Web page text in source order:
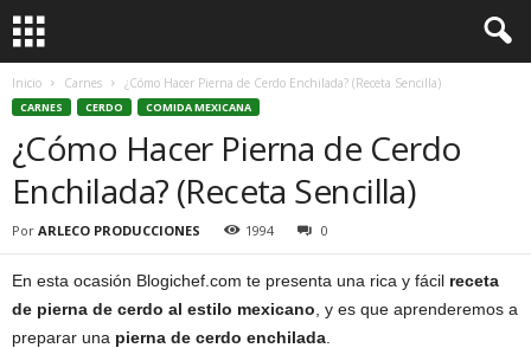
Inicio Carnes ¿Cómo Hacer Pierna de Cerdo Enchilada? (Receta Sencilla)
CARNES CERDO COMIDA MEXICANA
¿Cómo Hacer Pierna de Cerdo
Enchilada? (Receta Sencilla)
Por ARLECO PRODUCCIONES 1994 0
En esta ocasión Blogichef.com te presenta una rica y fácil receta
de pierna de cerdo al estilo mexicano , y es que aprenderemos a
preparar una pierna de cerdo enchilada